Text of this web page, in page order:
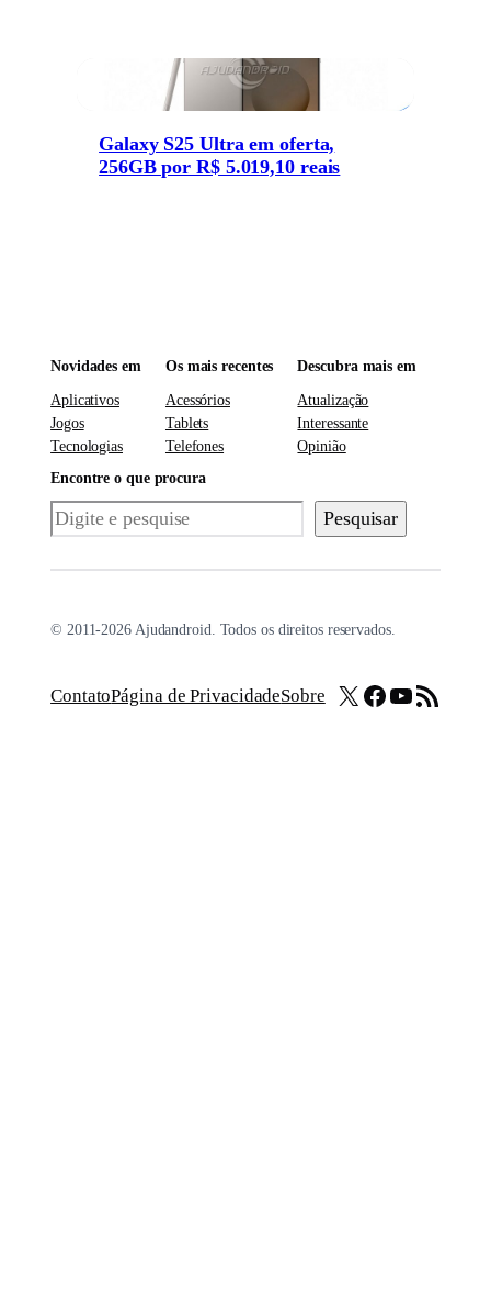
Galaxy S25 Ultra em oferta,
256GB por R$ 5.019,10 reais
Novidades em
Aplicativos
Jogos
Tecnologias
Os mais recentes
Acessórios
Tablets
Telefones
Descubra mais em
Atualização
Interessante
Opinião
Encontre o que procura
Pesquisar Pesquisar
© 2011-2026 Ajudandroid. Todos os direitos reservados.
ContatoPágina de PrivacidadeSobre X Facebook
Youtube
Feed RSS